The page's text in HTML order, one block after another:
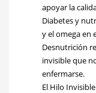
apoyar la
Diabetes y
y el omega en
Desnutrición
invisible que
enfermarse.
El Hilo